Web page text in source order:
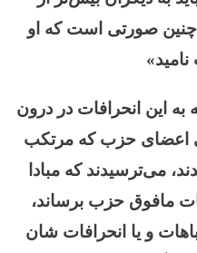
صورتی است که او
این انحرافات در درون
اعضای حزب که مرتکب
می‌ترسیدند که مبادا
مافوق حزب برساند،
و یا انحرافات شان